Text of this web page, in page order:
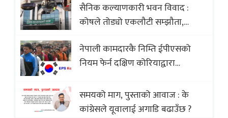
सैनिक कल्याणकारी भवन विवाद :
कोषले तोड्यो एकलौटी सम्झौता,
(भिडियो)
नेपाली कामदारकै निम्ति ईपीएसको
नियम फेर्न दक्षिण कोरियाद्वारा
समयको माग, पुस्ताको आवाज : के
कांग्रेसले यूवालाई अगाडि बढाउँछ ?